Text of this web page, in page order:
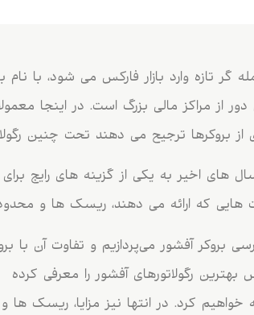
گر تازه وارد بازار فارکس می شود، با نام
از مراکز مالی بزرگ است. در اینجا
بروکرها ترجیح می دهند تحت چنین
های اخیر به یکی از گزینه های رایج
هایی که ارائه می دهند، ریسک ها و
بروکر آفشور می‌پردازیم و تفاوت آن با
رگولاتورهای آفشور را معرفی
کرد. در انتها نیز مزایا، ریسک ها